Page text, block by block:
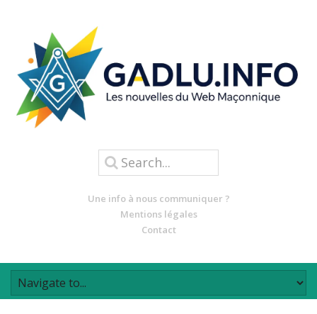
Une info à nous communiquer ?
Mentions légales
Contact